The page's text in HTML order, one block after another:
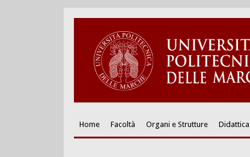
Home Facoltà Organi e Strutture Didattica